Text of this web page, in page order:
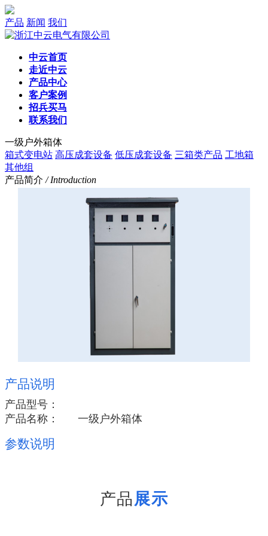
产品 新闻 我们
中云首页
走近中云
产品中心
客户案例
招兵买马
联系我们
一级户外箱体
箱式变电站 高压成套设备 低压成套设备 三箱类产品 工地箱
其他组
产品简介 / Introduction
产品说明
产品型号：
产品名称：
一级户外箱体
参数说明
产品 展示